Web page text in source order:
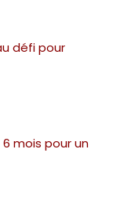
défi pour
mois pour un